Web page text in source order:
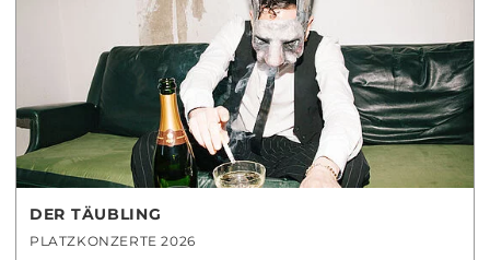
DER TÄUBLING
PLATZKONZERTE 2026